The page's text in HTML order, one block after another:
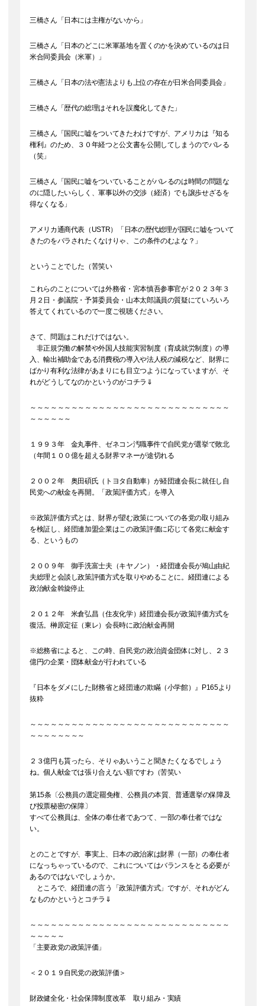
三橋さん「日本には主権がないから」
三橋さん「日本のどこに米軍基地を置くのかを決めているのは日
米合同委員会（米軍）」
三橋さん「日本の法や憲法よりも上位の存在が日米合同委員会」
三橋さん「歴代の総理はそれを誤魔化してきた」
三橋さん「国民に嘘をついてきたわけですが、アメリカは『知る
権利』のため、３０年経つと公文書を公開してしまうのでバレる
（笑」
三橋さん「国民に嘘をついていることがバレるのは時間の問題な
のに隠したいらしく、軍事以外の交渉（経済）でも譲歩せざるを
得なくなる」
アメリカ通商代表（USTR）「日本の歴代総理が国民に嘘をついて
きたのをバラされたくなけりゃ、この条件のむよな？」
ということでした（苦笑い
これらのことについては外務省・宮本慎吾参事官が２０２３年３
月２日・参議院・予算委員会・山本太郎議員の質疑にていろいろ
答えてくれているので一度ご視聴ください。
さて、問題はこれだけではない。
非正規労働の解禁や外国人技能実習制度（育成就労制度）の導
入、輸出補助金である消費税の導入や法人税の減税など、財界に
ばかり有利な法律があまりにも目立つようになっていますが、そ
れがどうしてなのかというのがコチラ⇓
～～～～～～～～～～～～～～～～～～～～～～～～～～～～～
～～～～～～
１９９３年 金丸事件、ゼネコン汚職事件で自民党が選挙で敗北
（年間１００億を超える財界マネーが途切れる
２００２年 奥田碩氏（トヨタ自動車）が経団連会長に就任し自
民党への献金を再開。「政策評価方式」を導入
※政策評価方式とは、財界が望む政策についての各党の取り組み
を検証し、経団連加盟企業はこの政策評価に応じて各党に献金す
る、というもの
２００９年 御手洗富士夫（キヤノン）・経団連会長が鳩山由紀
夫総理と会談し政策評価方式を取りやめることに。経団連による
政治献金斡旋停止
２０１２年 米倉弘昌（住友化学）経団連会長が政策評価方式を
復活。榊原定征（東レ）会長時に政治献金再開
※総務省によると、この時、自民党の政治資金団体に対し、２３
億円の企業・団体献金が行われている
『日本をダメにした財務省と経団連の欺瞞（小学館）』P165より
抜粋
～～～～～～～～～～～～～～～～～～～～～～～～～～～～～
～～～～～～～～
２３億円も貰ったら、そりゃあいうこと聞きたくなるでしょう
ね。個人献金では張り合えない額ですわ（苦笑い
第15条〔公務員の選定罷免権、公務員の本質、普通選挙の保障及
び投票秘密の保障〕
すべて公務員は、全体の奉仕者であつて、一部の奉仕者ではな
い。
とのことですが、事実上、日本の政治家は財界（一部）の奉仕者
になっちゃっているので、これについてはバランスをとる必要が
あるのではないでしょうか。
ところで、経団連の言う「政策評価方式」ですが、それがどん
なものかというとコチラ⇓
～～～～～～～～～～～～～～～～～～～～～～～～～～～～～
～～～～～
「主要政党の政策評価」
＜２０１９自民党の政策評価＞
財政健全化・社会保障制度改革 取り組み・実績